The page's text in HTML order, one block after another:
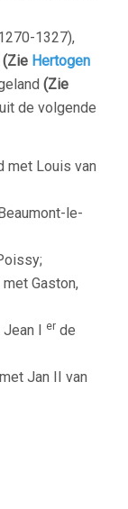
1327),
(Zie Hertogen
(Zie
de volgende
met Louis van
le-
Gaston,
I er de
Jan II van